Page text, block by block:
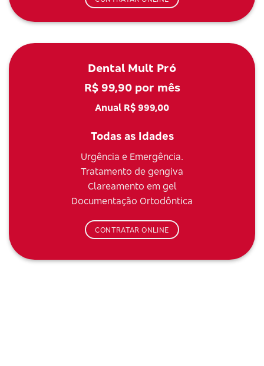
Dental Mult Pró
R$ 99,90 por mês
Anual R$ 999,00
Todas as Idades
Urgência e Emergência.
Tratamento de gengiva
Clareamento em gel
Documentação Ortodôntica
CONTRATAR ONLINE